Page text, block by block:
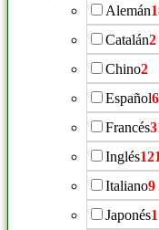
Alemán
Catalán2
Chino2
Español6
Francés
Inglés121
Italiano9
Japonés1